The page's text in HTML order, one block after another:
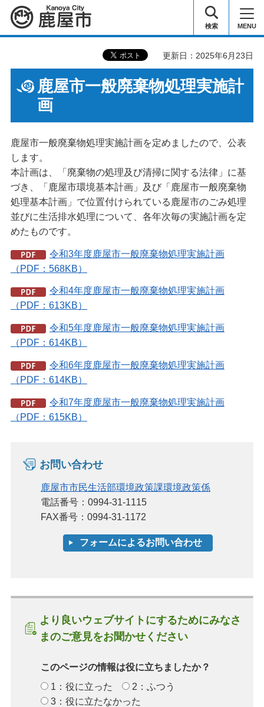
鹿屋市 検索 MENU
更新日：2025年6月23日
鹿屋市一般廃棄物処理実施計
画
鹿屋市一般廃棄物処理実施計画を定めましたので、公表
します。
本計画は、「廃棄物の処理及び清掃に関する法律」に基
づき、「鹿屋市環境基本計画」及び「鹿屋市一般廃棄物
処理基本計画」で位置付けられている鹿屋市のごみ処理
並びに生活排水処理について、各年次毎の実施計画を定
めたものです。
令和3年度鹿屋市一般廃棄物処理実施計画
（PDF：568KB）
令和4年度鹿屋市一般廃棄物処理実施計画
（PDF：613KB）
令和5年度鹿屋市一般廃棄物処理実施計画
（PDF：614KB）
令和6年度鹿屋市一般廃棄物処理実施計画
（PDF：614KB）
令和7年度鹿屋市一般廃棄物処理実施計画
（PDF：615KB）
お問い合わせ
鹿屋市市民生活部環境政策課環境政策係
電話番号：0994-31-1115
FAX番号：0994-31-1172
より良いウェブサイトにするためにみなさ
まのご意見をお聞かせください
このページの情報は役に立ちましたか？
1：役に立った
2：ふつう
3：役に立たなかった